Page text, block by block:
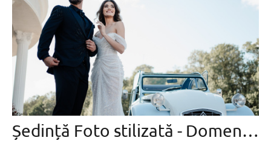
Ședință Foto stilizată - Domeniile cu Cireși